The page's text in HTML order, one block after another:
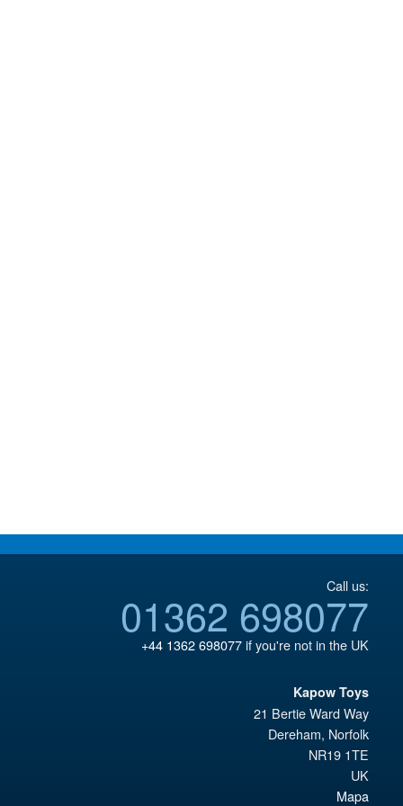
Call us:
01362 698077
+44 1362 698077if you're not in the UK
Kapow Toys
21 Bertie Ward Way
Dereham, Norfolk
NR19 1TE
UK
Mapa